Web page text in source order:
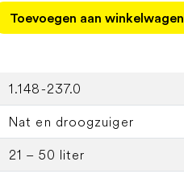
Toevoegen aan winkelwagen
1.148-237.0
Nat en droogzuiger
21 – 50 liter